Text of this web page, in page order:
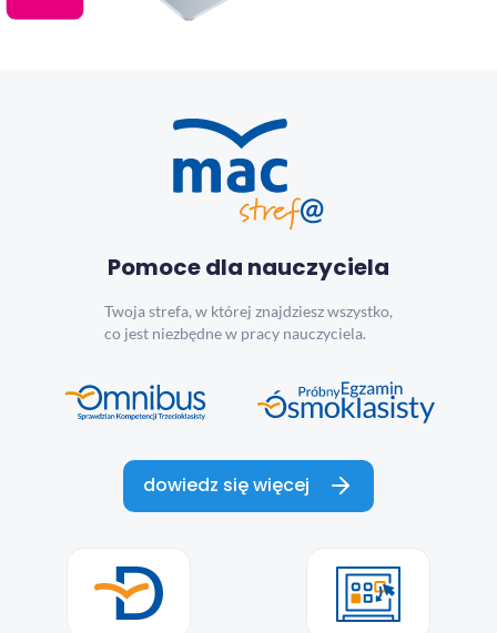
Pomoce dla nauczyciela
Twoja strefa, w której znajdziesz wszystko,
co jest niezbędne w pracy nauczyciela.
dowiedz się więcej